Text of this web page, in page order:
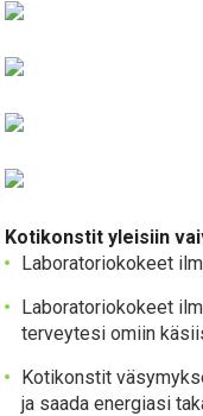
Kotikonstit yleisiin
Laboratoriokokeet
Laboratoriokokeet
terveytesi omiin
Kotikonstit
ja saada energiasi